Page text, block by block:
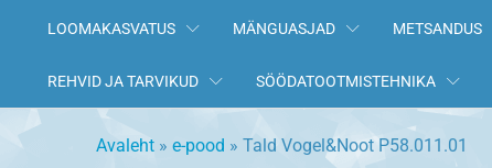
LOOMAKASVATUS MÄNGUASJAD METSANDUS
REHVID JA TARVIKUD SÖÖDATOOTMISTEHNIKA
Avaleht » e-pood » Tald Vogel&Noot P58.011.01